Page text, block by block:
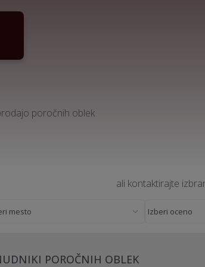
poročnih oblek
ali kontaktirajte
POROČNIH OBLEK